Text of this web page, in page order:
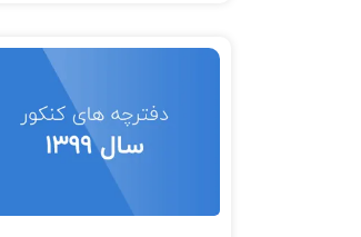
دانلود دفترچه کنکور دکتری
تی
سال 1399
دانلود دفترچه